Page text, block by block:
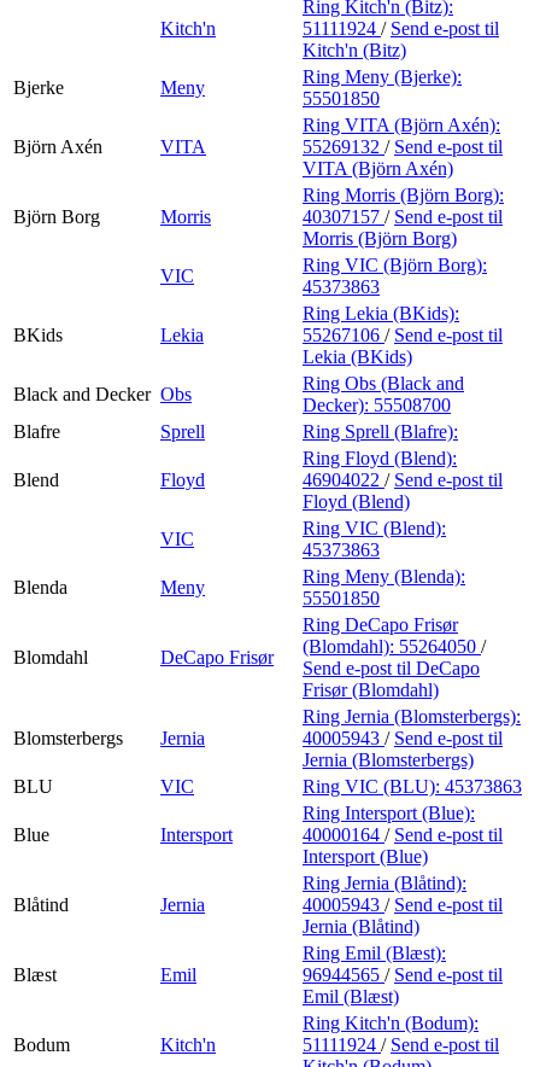
Kitch'n
Ring Kitch'n (Bitz):
51111924 / Send e-post til
Kitch'n (Bitz)
Bjerke
Meny
Ring Meny (Bjerke):
55501850
Björn Axén VITA
Ring VITA (Björn Axén):
55269132 / Send e-post til
VITA (Björn Axén)
Björn Borg Morris
Ring Morris (Björn Borg):
40307157 / Send e-post til
Morris (Björn Borg)
VIC
Ring VIC (Björn Borg):
45373863
BKids Lekia
Ring Lekia (BKids):
55267106 / Send e-post til
Lekia (BKids)
Black and Decker Obs
Ring Obs (Black and
Decker): 55508700
Blafre
Sprell Ring Sprell (Blafre):
Blend Floyd
Ring Floyd (Blend):
46904022 / Send e-post til
Floyd (Blend)
VIC
Ring VIC (Blend):
45373863
Blenda
Meny
Ring Meny (Blenda):
55501850
Blomdahl DeCapo Frisør
Ring DeCapo Frisør
(Blomdahl): 55264050 /
Send e-post til DeCapo
Frisør (Blomdahl)
Blomsterbergs Jernia
Ring Jernia (Blomsterbergs):
40005943 / Send e-post til
Jernia (Blomsterbergs)
BLU
VIC Ring VIC (BLU): 45373863
Blue Intersport
Ring Intersport (Blue):
40000164 / Send e-post til
Intersport (Blue)
Blåtind Jernia
Ring Jernia (Blåtind):
40005943 / Send e-post til
Jernia (Blåtind)
Blæst Emil
Ring Emil (Blæst):
96944565 / Send e-post til
Emil (Blæst)
Bodum Kitch'n
Ring Kitch'n (Bodum):
51111924 / Send e-post til